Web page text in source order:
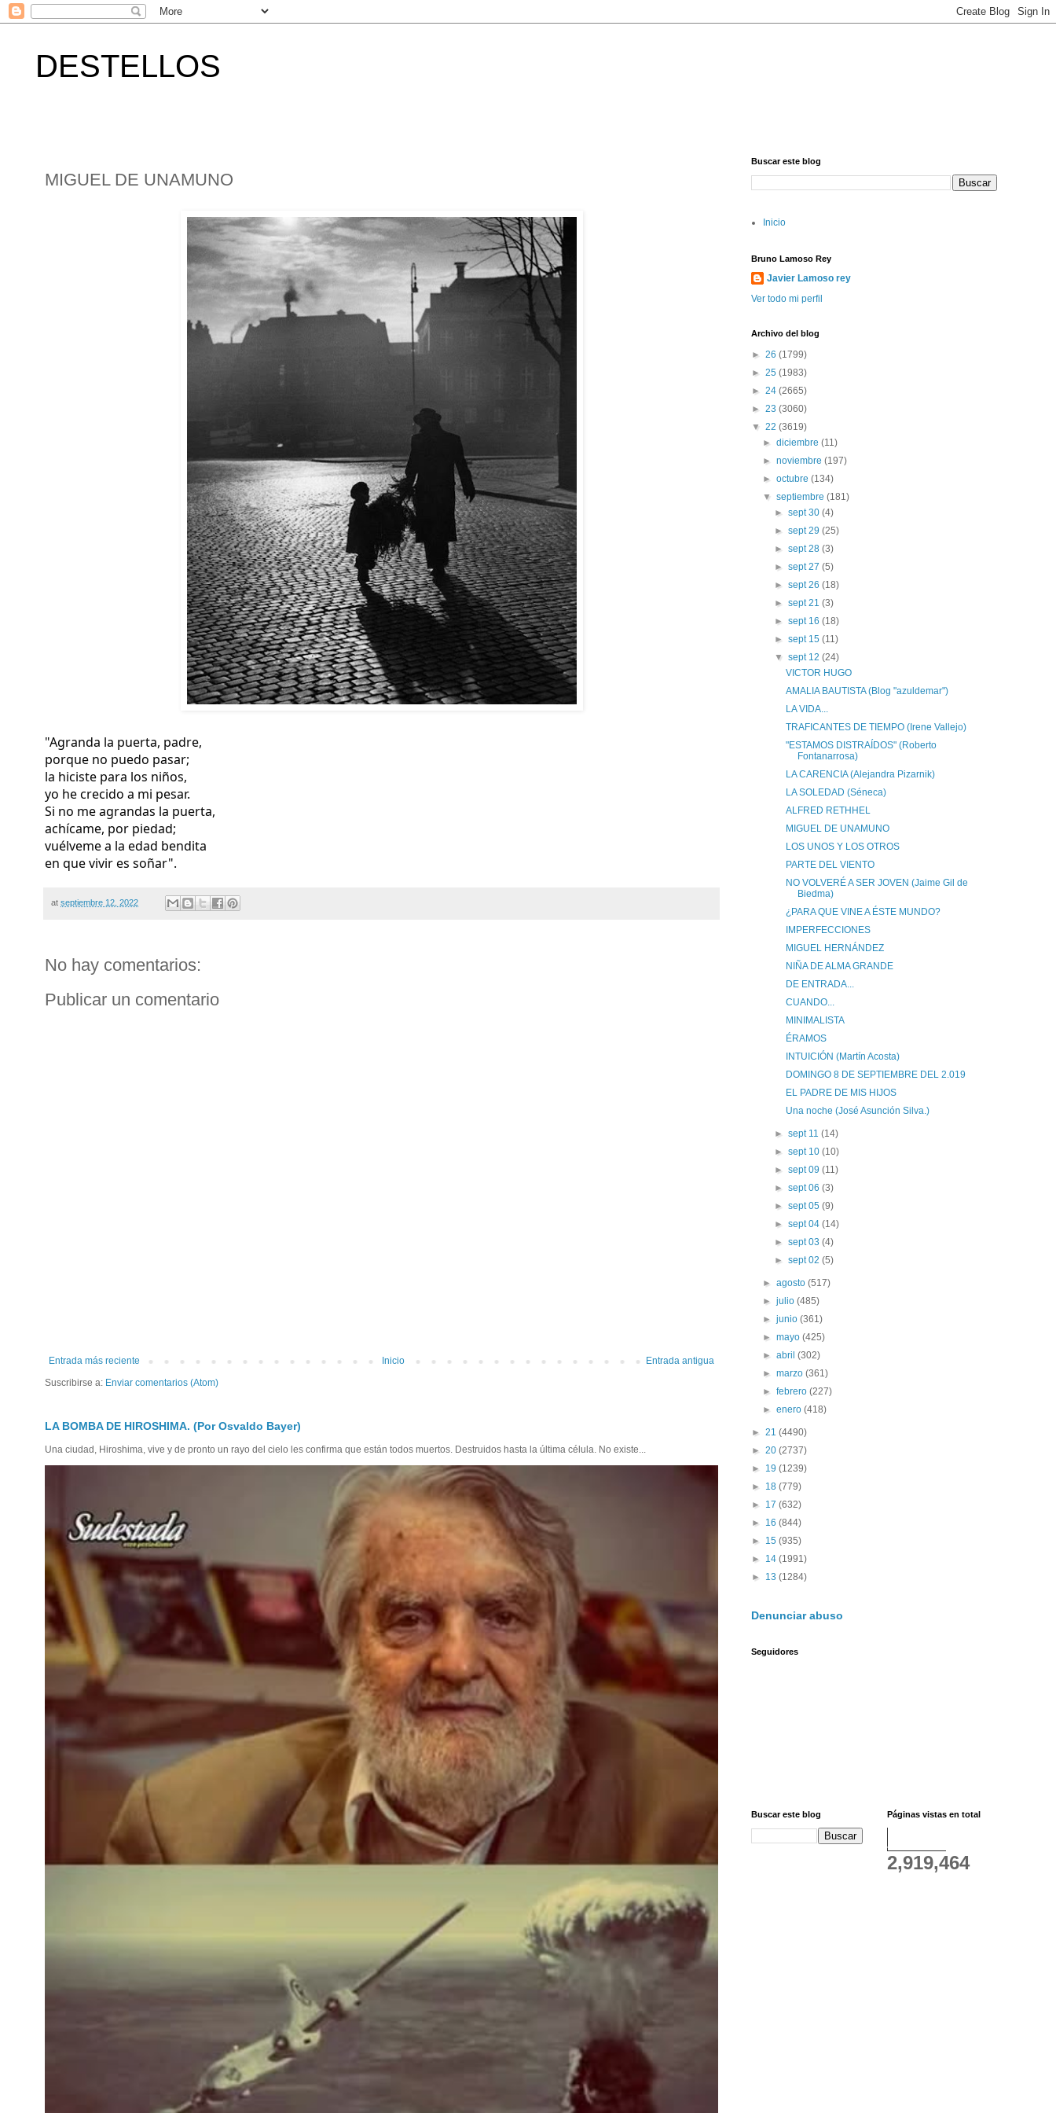
DESTELLOS
MIGUEL DE UNAMUNO
"Agranda la puerta, padre,
porque no puedo pasar;
la hiciste para los niños,
yo he crecido a mi pesar.
Si no me agrandas la puerta,
achícame, por piedad;
vuélveme a la edad bendita
en que vivir es soñar".
at septiembre 12, 2022
No hay comentarios:
Publicar un comentario
Entrada más reciente Entrada antigua
Inicio
Suscribirse a: Enviar comentarios (Atom)
LA BOMBA DE HIROSHIMA. (Por Osvaldo Bayer)
Una ciudad, Hiroshima, vive y de pronto un rayo del cielo les confirma que están todos muertos. Destruidos hasta la última célula. No existe...
Buscar este blog
Inicio
Bruno Lamoso Rey
Javier Lamoso rey
Ver todo mi perfil
Archivo del blog
► 26 (1799)
► 25 (1983)
► 24 (2665)
► 23 (3060)
▼ 22 (3619)
►diciembre(11)
►noviembre(197)
►octubre(134)
▼septiembre(181)
► sept 30 (4)
► sept 29 (25)
► sept 28 (3)
► sept 27 (5)
► sept 26 (18)
► sept 21 (3)
► sept 16 (18)
► sept 15 (11)
▼ sept 12 (24)
VICTOR HUGO
AMALIA BAUTISTA (Blog "azuldemar")
LA VIDA...
TRAFICANTES DE TIEMPO (Irene Vallejo)
"ESTAMOS DISTRAÍDOS" (Roberto
Fontanarrosa)
LA CARENCIA (Alejandra Pizarnik)
LA SOLEDAD (Séneca)
ALFRED RETHHEL
MIGUEL DE UNAMUNO
LOS UNOS Y LOS OTROS
PARTE DEL VIENTO
NO VOLVERÉ A SER JOVEN (Jaime Gil de
Biedma)
¿PARA QUE VINE A ÉSTE MUNDO?
IMPERFECCIONES
MIGUEL HERNÁNDEZ
NIÑA DE ALMA GRANDE
DE ENTRADA...
CUANDO...
MINIMALISTA
ÉRAMOS
INTUICIÓN (Martín Acosta)
DOMINGO 8 DE SEPTIEMBRE DEL 2.019
EL PADRE DE MIS HIJOS
Una noche (José Asunción Silva.)
► sept 11 (14)
► sept 10 (10)
► sept 09 (11)
► sept 06 (3)
► sept 05 (9)
► sept 04 (14)
► sept 03 (4)
► sept 02 (5)
►agosto(517)
►julio(485)
►junio(361)
►mayo(425)
►abril(302)
►marzo(361)
►febrero(227)
►enero(418)
► 21 (4490)
► 20 (2737)
► 19 (1239)
► 18 (779)
► 17 (632)
► 16 (844)
► 15 (935)
► 14 (1991)
► 13 (1284)
Denunciar abuso
Seguidores
Buscar este blog Páginas vistas en total
2,919,464